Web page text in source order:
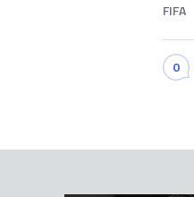
FIFA
0